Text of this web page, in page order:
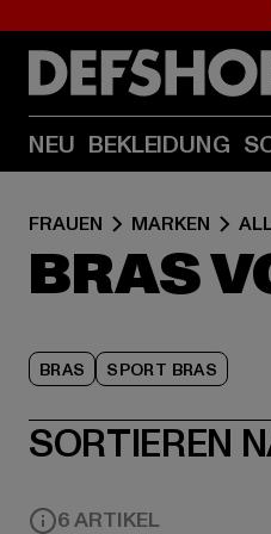
NEU BEKLEIDUNG
FRAUEN MARKEN
BRAS
BRAS SPORT BRAS
SORTIEREN
6 ARTIKEL